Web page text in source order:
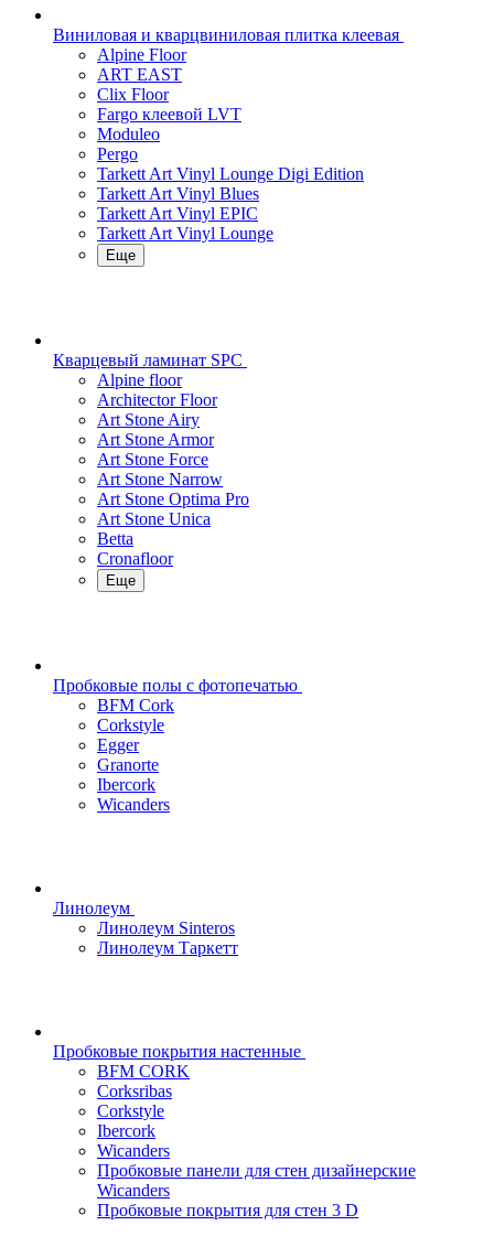
Виниловая и кварцвиниловая плитка клеевая
Alpine Floor
ART EAST
Clix Floor
Fargo клеевой LVT
Moduleo
Pergo
Tarkett Art Vinyl Lounge Digi Edition
Tarkett Art Vinyl Blues
Tarkett Art Vinyl EPIC
Tarkett Art Vinyl Lounge
Еще
Кварцевый ламинат SPC
Alpine floor
Architector Floor
Art Stone Airy
Art Stone Armor
Art Stone Force
Art Stone Narrow
Art Stone Optima Pro
Art Stone Unica
Betta
Cronafloor
Еще
Пробковые полы с фотопечатью
BFM Cork
Corkstyle
Egger
Granorte
Ibercork
Wicanders
Линолеум
Линолеум Sinteros
Линолеум Таркетт
Пробковые покрытия настенные
BFM CORK
Corksribas
Corkstyle
Ibercork
Wicanders
Пробковые панели для стен дизайнерские
Wicanders
Пробковые покрытия для стен 3 D